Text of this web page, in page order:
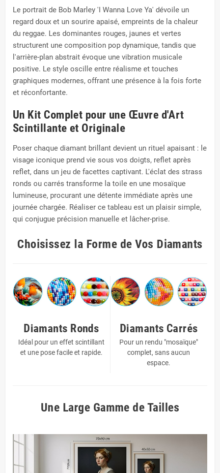
Le portrait de Bob Marley 'I Wanna Love Ya' dévoile un
regard doux et un sourire apaisé, empreints de la chaleur
du reggae. Les dominantes rouges, jaunes et vertes
structurent une composition pop dynamique, tandis que
l'arrière-plan abstrait évoque une vibration musicale
positive. Le style oscille entre réalisme et touches
graphiques modernes, offrant une présence à la fois forte
et réconfortante.
Un Kit Complet pour une Œuvre d'Art
Scintillante et Originale
Poser chaque diamant brillant devient un rituel apaisant : le
visage iconique prend vie sous vos doigts, reflet après
reflet, dans un jeu de facettes captivant. L'éclat des strass
ronds ou carrés transforme la toile en une mosaïque
lumineuse, procurant une détente immédiate après une
journée chargée. Réaliser ce tableau est un plaisir simple,
qui conjugue précision manuelle et lâcher-prise.
Choisissez la Forme de Vos Diamants
Diamants Ronds
Idéal pour un effet scintillant
et une pose facile et rapide.
Diamants Carrés
Pour un rendu "mosaïque"
complet, sans aucun
espace.
Une Large Gamme de Tailles